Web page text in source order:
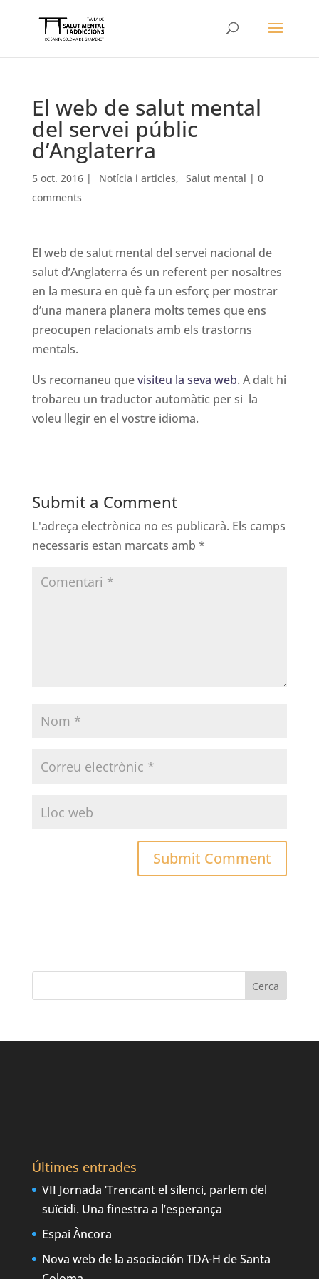
El web de salut mental
del servei públic
d’Anglaterra
5 oct. 2016| _Notícia i articles, _Salut mental | 0
comments
El web de salut mental del servei nacional de
salut d’Anglaterra és un referent per nosaltres
en la mesura en què fa un esforç per mostrar
d’una manera planera molts temes que ens
preocupen relacionats amb els trastorns
mentals.
Us recomaneu quevisiteu la seva web. A dalt hi
trobareu un traductor automàtic per si la
voleu llegir en el vostre idioma.
Submit a Comment
L'adreça electrònica no es publicarà. Els camps
necessaris estan marcats amb *
Últimes entrades
VII Jornada ‘Trencant el silenci, parlem del
suïcidi. Una finestra a l’esperança
Espai Àncora
Nova web de la asociación TDA-H de Santa